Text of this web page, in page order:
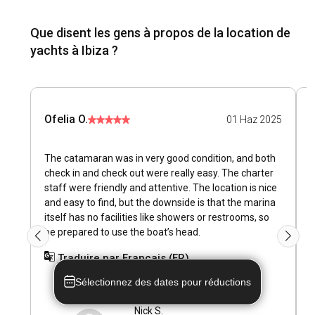
Quelle est la meilleure période pour louer un
catamaran à Ibiza ?
s'étend de juin à septembre, lorsque vous pouvez profiter
minimales. La saison hors-pic de l'île offre également moins
comme la Fiesta de San Juan.
Comment sont les conditions météorologiques et
de navigation à Ibiza ?
Ibiza bénéficie d'un climat méditerranéen avec de longs
étés chauds et des hivers doux. Les conditions de navigation
à Ibiza sont généralement favorables, avec des vents
constants, des vagues plus calmes et des températures de
la mer confortables parfaites pour un charter de
catamaran.
Que disent les gens à propos de la location de
yachts à Ibiza ?
Ofelia O. 01 Haz 2025
The catamaran was in very good condition, and both
check in and check out were really easy. The charter
staff were friendly and attentive. The location is nice
and easy to find, but the downside is that the marina
itself has no facilities like showers or restrooms, so
be prepared to use the boat’s head.
Traduire par Français (FR)
Nick S.
Sélectionnez des dates pour réductions